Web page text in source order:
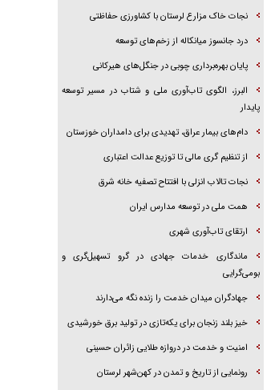
نجات خاک مزارع لرستان با کشاورزی حفاظتی
درد جانسوز میانکاله از زخم‌های توسعه
پایان بهره‌برداری چوبی در جنگل‌های هیرکانی
البرز، الگوی تاب‌آوری ملی و شتاب در مسیر توسعه
پایدار
دام‌های بیمار عراق، تهدیدی برای دامداران خوزستان
از تنظیم گری مالی تا توزیع عدالت اعتباری
نجات تالاب انزلی با افتتاح تصفیه خانه شرق
همت ملی در توسعه مدارس ایران
ارتقای تاب‌آوری شهری
ماندگاری خدمات جهادی در گرو تسهیل‌گری و
بومی‌گرایی
جهادگران میدان خدمت را زنده نگه می‌دارند
خیز بلند زنجان برای یکه‌تازی در تولید برق خورشیدی
امنیت و خدمت در دروازه طلایی زائران حسینی
رونمایی از تاریخ و تمدن در کهن‌شهر لرستان